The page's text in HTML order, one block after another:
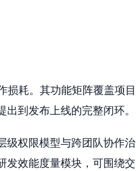
损耗。其功能矩阵覆盖项目
到发布上线的完整闭环。
级权限模型与跨团队协作治
发效能度量模块，可围绕交